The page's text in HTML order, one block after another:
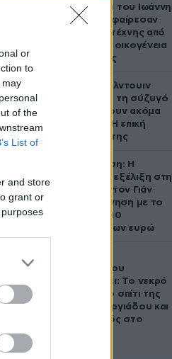
or
to
may
of the
List of
and store
grant or
κληρονόμοι του Ιωάννη
Σαριδάκη αφαίρεσαν
1.300 έργα τέχνης από
τη βασιλική οικογένεια
της Ισπανίας
Ο Άλεκ Μπάλντουιν
ζήτησε από τη σύζυγό
του να κάνουν ακόμα
ένα παιδί – Η επική
αντίδρασή της
Αθηνά Ωνάση: Η
απρόσμενη εξέλιξη στη
διαμάχη με τον Γιάν
Τοπς – Η κίνηση με το
άλογο των 10
εκατομμυρίων ευρώ
Τζώρτζογλου
αποκαλύπτει: Το νεκρό
έμβρυο στο σπίτι της
Μαρίας Γεωργιάδου και
ο εγκλεισμός στο